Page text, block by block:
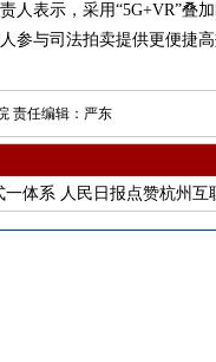
表示，采用“5G+VR”叠加
参与司法拍卖提供更便捷
责任编辑：严东
一体系 人民日报点赞杭州互